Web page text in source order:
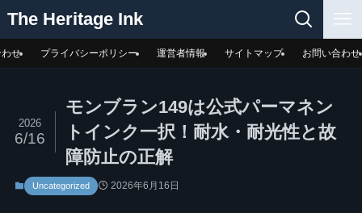
The Heritage Ink
せ プライバシーポリシー 運営者情報 サイトマップ お問い合わせ
モンブラン149は公式パーマネン
トインク一択！耐水・耐光性と故
障防止の正解
2026
6/16
Uncategorized 2026年6月16日